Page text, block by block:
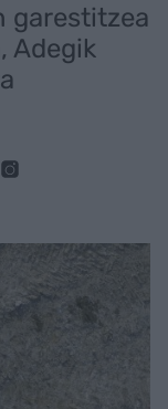
garestitzea
Adegik